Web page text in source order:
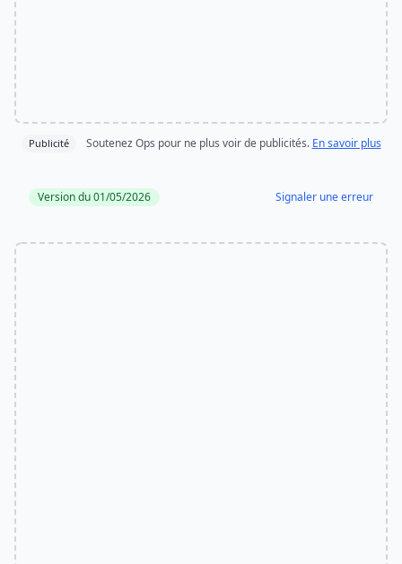
Publicité Soutenez Ops pour ne plus voir de publicités. En savoir plus
Version du 01/05/2026 Signaler une erreur